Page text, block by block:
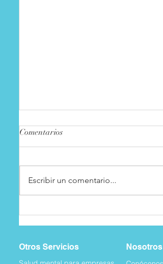
Comentarios
Escribir un comentario...
Otros Servicios Nosotros